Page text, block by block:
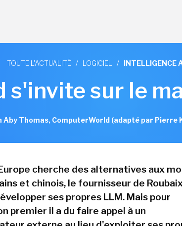
TOUTE L'ACTUALITÉ / LOGICIEL / INTELLIGENCE
s'invite sur le
Aby Thomas, ComputerWorld (adapté par Pierre
cherche des alternatives aux
et chinois, le fournisseur de
ses propres LLM. Mais pour
premier il a du faire appel à un